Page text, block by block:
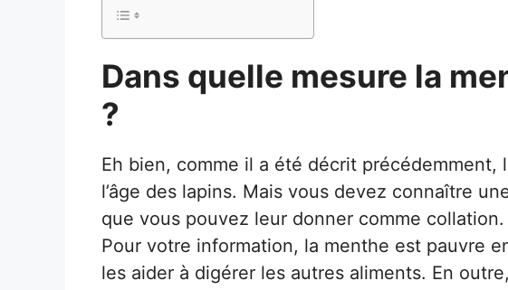
Dans quelle mesure la
?
Eh bien, comme il a été décrit précédemment,
l’âge des lapins. Mais vous devez connaître
que vous pouvez leur donner comme collation.
Pour votre information, la menthe est pauvre
les aider à digérer les autres aliments. En